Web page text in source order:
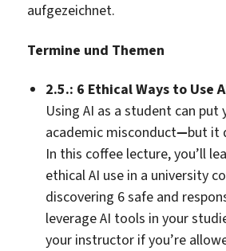
aufgezeichnet.
Termine und Themen
2.5.: 6 Ethical Ways to Use
Using AI as a student can put
academic misconduct—but it
In this coffee lecture, you’ll
ethical AI use in a university
discovering 6 safe and
leverage AI tools in your
your instructor if you’re